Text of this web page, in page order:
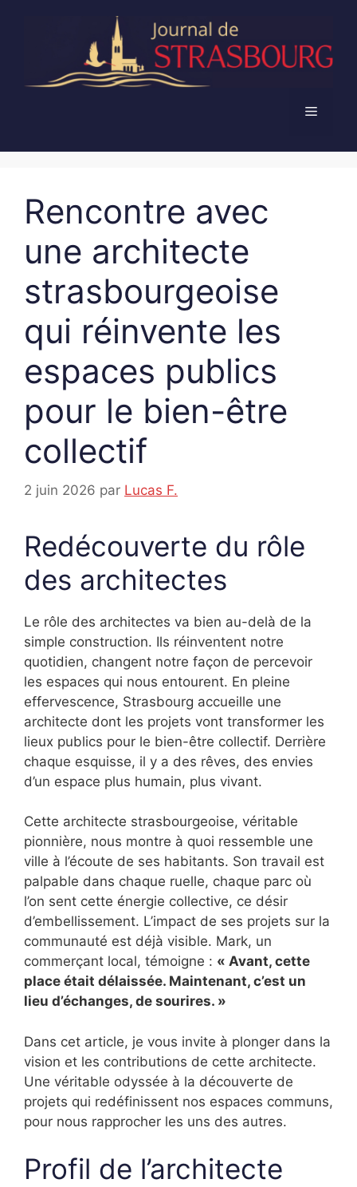
Menu
Rencontre avec
une architecte
strasbourgeoise
qui réinvente les
espaces publics
pour le bien-être
collectif
2 juin 2026 par Lucas F.
Redécouverte du rôle
des architectes
Le rôle des architectes va bien au-delà de la
simple construction. Ils réinventent notre
quotidien, changent notre façon de percevoir
les espaces qui nous entourent. En pleine
effervescence, Strasbourg accueille une
architecte dont les projets vont transformer les
lieux publics pour le bien-être collectif. Derrière
chaque esquisse, il y a des rêves, des envies
d’un espace plus humain, plus vivant.
Cette architecte strasbourgeoise, véritable
pionnière, nous montre à quoi ressemble une
ville à l’écoute de ses habitants. Son travail est
palpable dans chaque ruelle, chaque parc où
l’on sent cette énergie collective, ce désir
d’embellissement. L’impact de ses projets sur la
communauté est déjà visible. Mark, un
commerçant local, témoigne : « Avant, cette
place était délaissée. Maintenant, c’est un
lieu d’échanges, de sourires. »
Dans cet article, je vous invite à plonger dans la
vision et les contributions de cette architecte.
Une véritable odyssée à la découverte de
projets qui redéfinissent nos espaces communs,
pour nous rapprocher les uns des autres.
Profil de l’architecte